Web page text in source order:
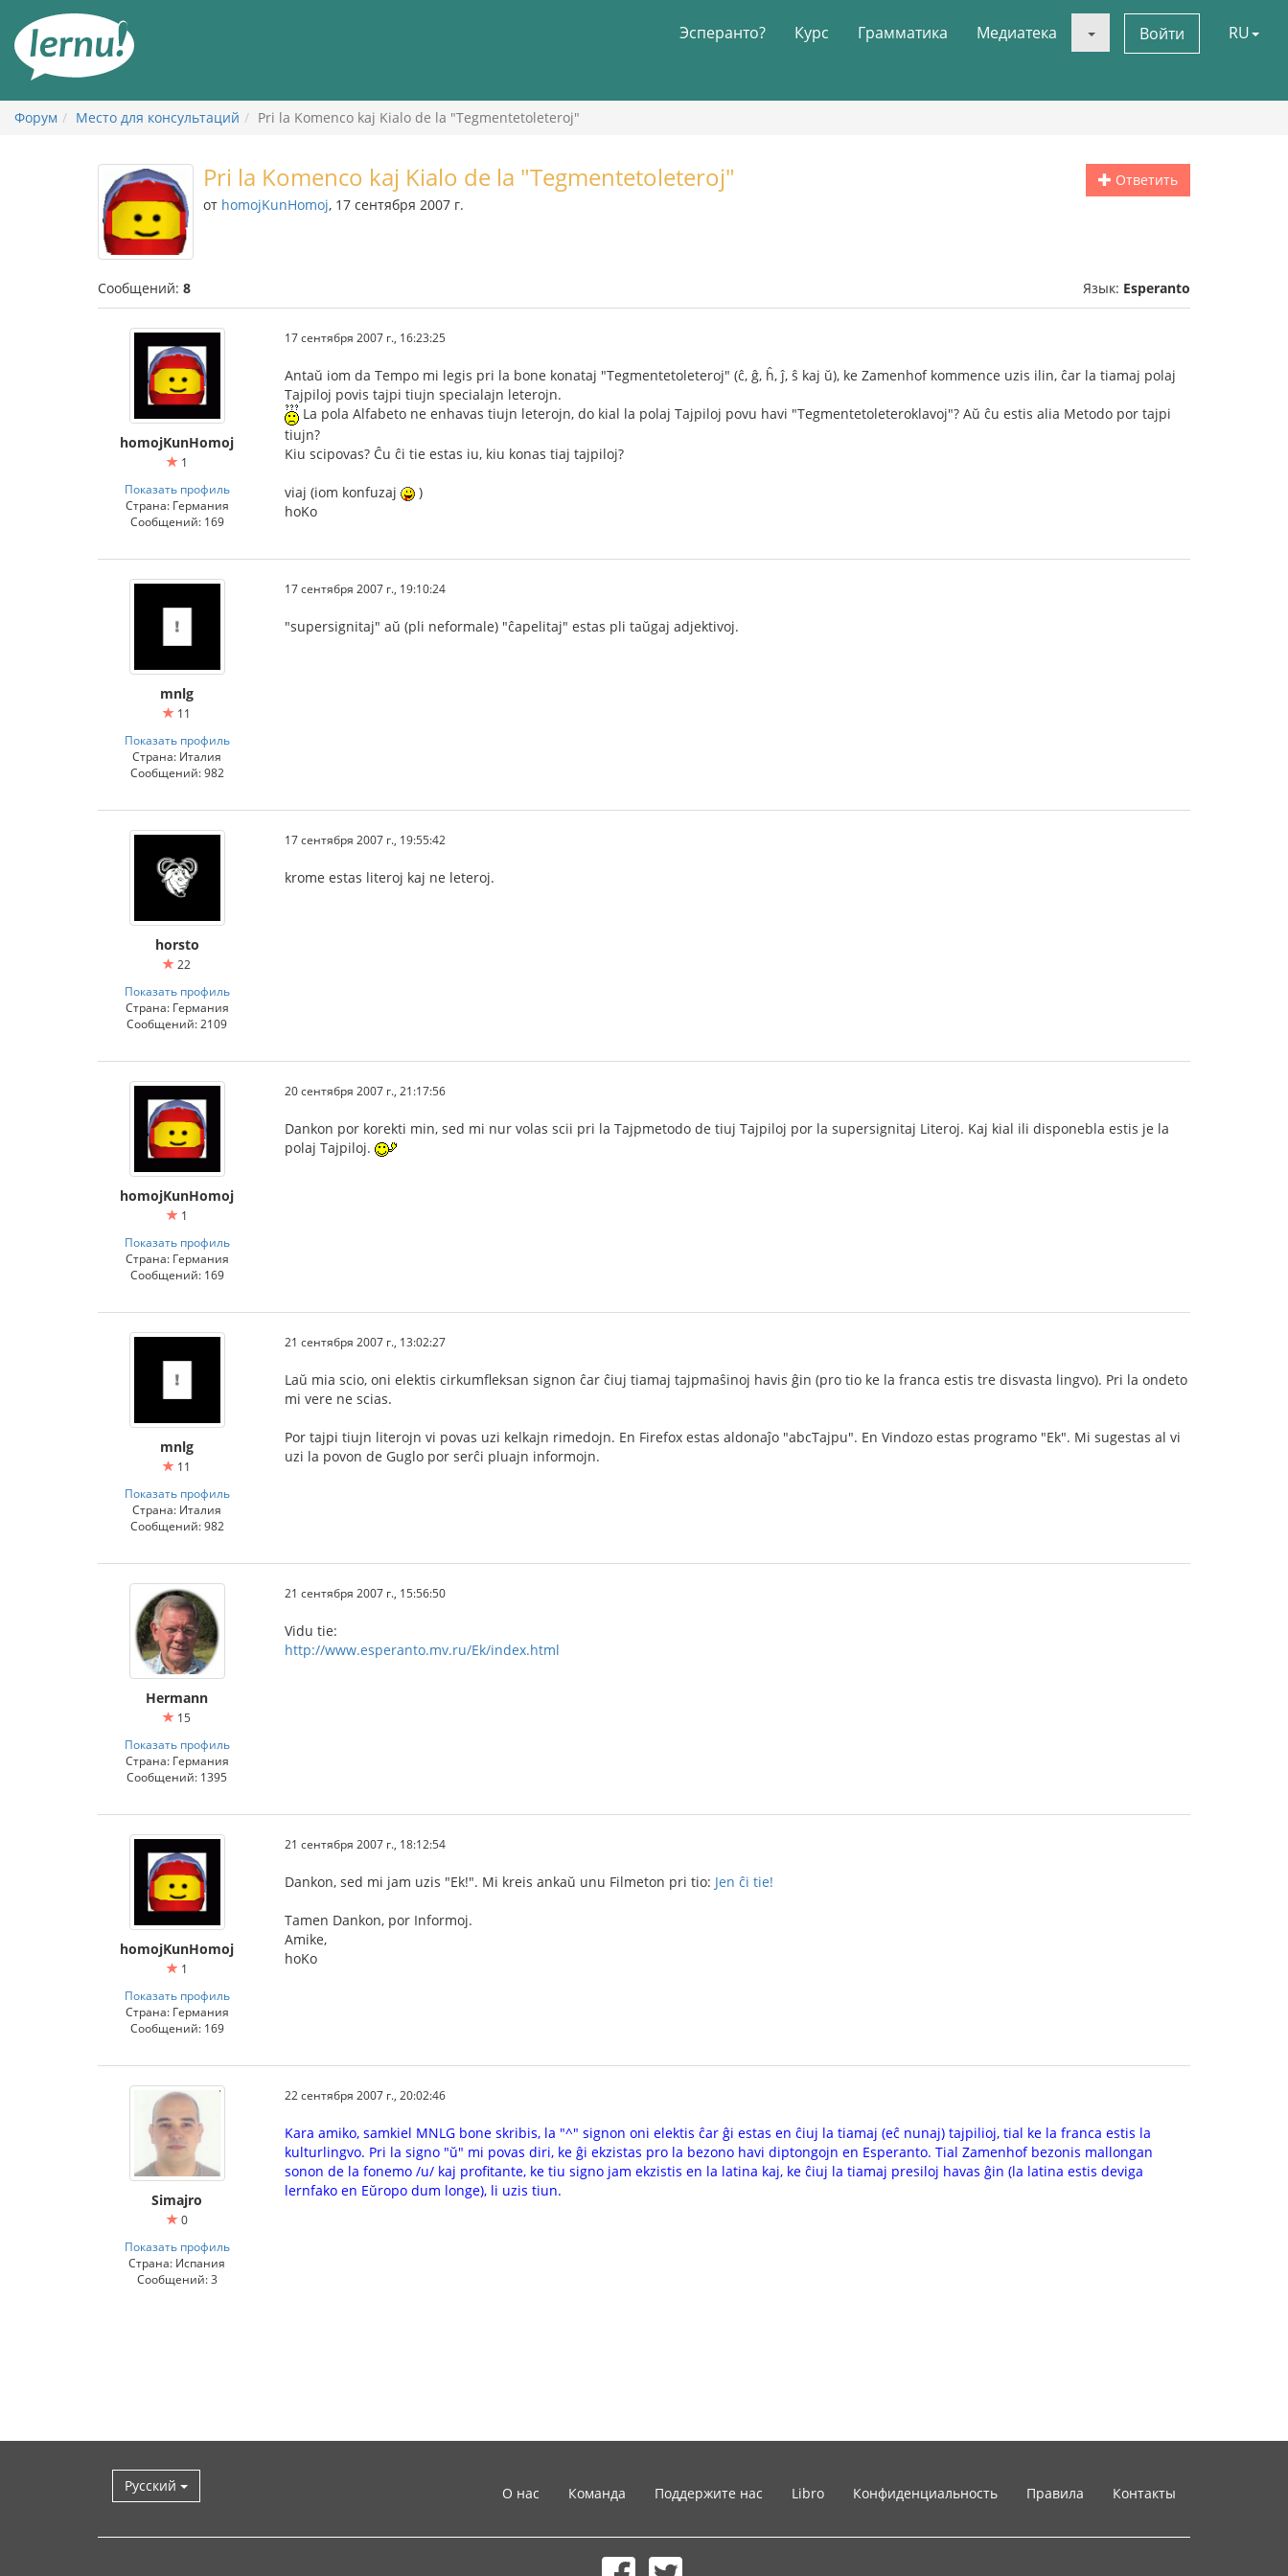
содержанию
Эсперанто? Курс Грамматика Медиатека Войти RU
Форум Место для консультаций Pri la Komenco kaj Kialo de la "Tegmentetoleteroj"
Ответить
Pri la Komenco kaj Kialo de la "Tegmentetoleteroj"
от homojKunHomoj, 17 сентября 2007 г.
Сообщений: 8 Язык: Esperanto
homojKunHomoj
1
Показать профиль
Страна: Германия
Сообщений: 169
17 сентября 2007 г., 16:23:25
Antaŭ iom da Tempo mi legis pri la bone konataj "Tegmentetoleteroj" (ĉ, ĝ, ĥ, ĵ, ŝ kaj ŭ), ke Zamenhof kommence uzis ilin, ĉar la tiamaj polaj
Tajpiloj povis tajpi tiujn specialajn leterojn.
La pola Alfabeto ne enhavas tiujn leterojn, do kial la polaj Tajpiloj povu havi "Tegmentetoleteroklavoj"? Aŭ ĉu estis alia Metodo por tajpi
tiujn?
Kiu scipovas? Ĉu ĉi tie estas iu, kiu konas tiaj tajpiloj?
viaj (iom konfuzaj
)
hoKo
mnlg
11
Показать профиль
Страна: Италия
Сообщений: 982
17 сентября 2007 г., 19:10:24
"supersignitaj" aŭ (pli neformale) "ĉapelitaj" estas pli taŭgaj adjektivoj.
horsto
22
Показать профиль
Страна: Германия
Сообщений: 2109
17 сентября 2007 г., 19:55:42
krome estas literoj kaj ne leteroj.
homojKunHomoj
1
Показать профиль
Страна: Германия
Сообщений: 169
20 сентября 2007 г., 21:17:56
Dankon por korekti min, sed mi nur volas scii pri la Tajpmetodo de tiuj Tajpiloj por la supersignitaj Literoj. Kaj kial ili disponebla estis je la
polaj Tajpiloj.
mnlg
11
Показать профиль
Страна: Италия
Сообщений: 982
21 сентября 2007 г., 13:02:27
Laŭ mia scio, oni elektis cirkumfleksan signon ĉar ĉiuj tiamaj tajpmaŝinoj havis ĝin (pro tio ke la franca estis tre disvasta lingvo). Pri la ondeto
mi vere ne scias.
Por tajpi tiujn literojn vi povas uzi kelkajn rimedojn. En Firefox estas aldonaĵo "abcTajpu". En Vindozo estas programo "Ek". Mi sugestas al vi
uzi la povon de Guglo por serĉi pluajn informojn.
Hermann
15
Показать профиль
Страна: Германия
Сообщений: 1395
21 сентября 2007 г., 15:56:50
Vidu tie:
http://www.esperanto.mv.ru/Ek/index.html
homojKunHomoj
1
Показать профиль
Страна: Германия
Сообщений: 169
21 сентября 2007 г., 18:12:54
Dankon, sed mi jam uzis "Ek!". Mi kreis ankaŭ unu Filmeton pri tio: Jen ĉi tie!
Tamen Dankon, por Informoj.
Amike,
hoKo
Simajro
0
Показать профиль
Страна: Испания
Сообщений: 3
22 сентября 2007 г., 20:02:46
Kara amiko, samkiel MNLG bone skribis, la "^" signon oni elektis ĉar ĝi estas en ĉiuj la tiamaj (eĉ nunaj) tajpilioj, tial ke la franca estis la
kulturlingvo. Pri la signo "ŭ" mi povas diri, ke ĝi ekzistas pro la bezono havi diptongojn en Esperanto. Tial Zamenhof bezonis mallongan
sonon de la fonemo /u/ kaj profitante, ke tiu signo jam ekzistis en la latina kaj, ke ĉiuj la tiamaj presiloj havas ĝin (la latina estis deviga
lernfako en Eŭropo dum longe), li uzis tiun.
Русский О нас Команда Поддержите нас Libro Конфиденциальность Правила Контакты